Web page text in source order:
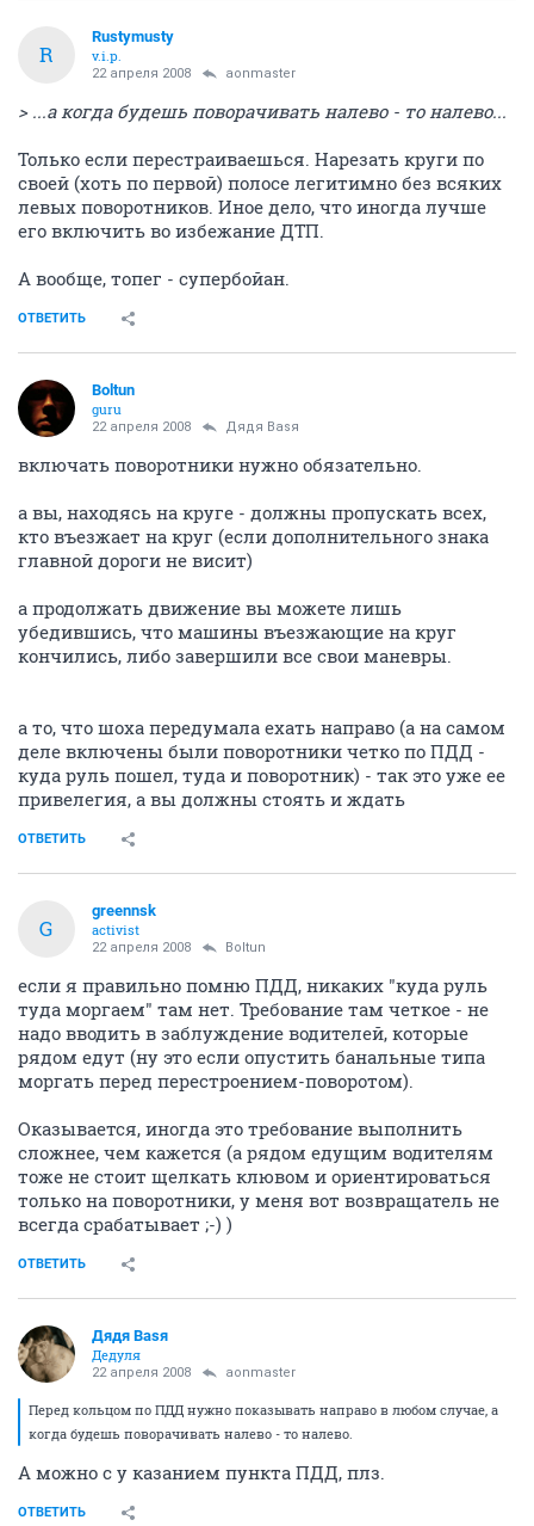
R
Rustymusty
v.i.p.
22 апреля 2008 aonmaster
> ...а когда будешь поворачивать налево - то налево...
Только если перестраиваешься. Нарезать круги по
своей (хоть по первой) полосе легитимно без всяких
левых поворотников. Иное дело, что иногда лучше
его включить во избежание ДТП.
А вообще, топег - супербойан.
ОТВЕТИТЬ
Boltun
guru
22 апреля 2008 Дядя Ваsя
включать поворотники нужно обязательно.
а вы, находясь на круге - должны пропускать всех,
кто въезжает на круг (если дополнительного знака
главной дороги не висит)
а продолжать движение вы можете лишь
убедившись, что машины въезжающие на круг
кончились, либо завершили все свои маневры.
а то, что шоха передумала ехать направо (а на самом
деле включены были поворотники четко по ПДД -
куда руль пошел, туда и поворотник) - так это уже ее
привелегия, а вы должны стоять и ждать
ОТВЕТИТЬ
G
greennsk
activist
22 апреля 2008 Boltun
если я правильно помню ПДД, никаких "куда руль
туда моргаем" там нет. Требование там четкое - не
надо вводить в заблуждение водителей, которые
рядом едут (ну это если опустить банальные типа
моргать перед перестроением-поворотом).
Оказывается, иногда это требование выполнить
сложнее, чем кажется (а рядом едущим водителям
тоже не стоит щелкать клювом и ориентироваться
только на поворотники, у меня вот возвращатель не
всегда срабатывает ;-) )
ОТВЕТИТЬ
Дядя Ваsя
Дедуля
22 апреля 2008 aonmaster
Перед кольцом по ПДД нужно показывать направо в любом случае, а
когда будешь поворачивать налево - то налево.
А можно с у казанием пункта ПДД, плз.
ОТВЕТИТЬ